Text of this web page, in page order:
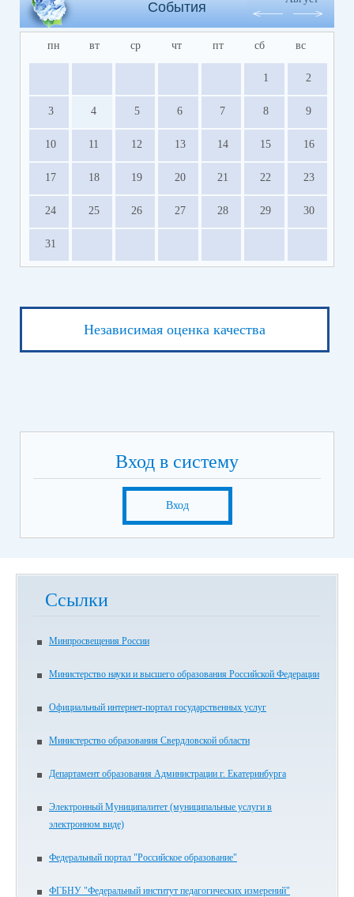
События
пн вт ср чт пт сб вс
1 2
3 4 5 6 7 8 9
10 11 12 13 14 15 16
17 18 19 20 21 22 23
24 25 26 27 28 29 30
31
Независимая оценка качества
Вход в систему
Вход
Ссылки
Минпросвещения России
Министерство науки и высшего образования Российской Федерации
Официальный интернет-портал государственных услуг
Министерство образования Свердловской области
Департамент образования Администрации г. Екатеринбурга
Электронный Муниципалитет (муниципальные услуги в
электронном виде)
Федеральный портал "Российское образование"
ФГБНУ "Федеральный институт педагогических измерений"